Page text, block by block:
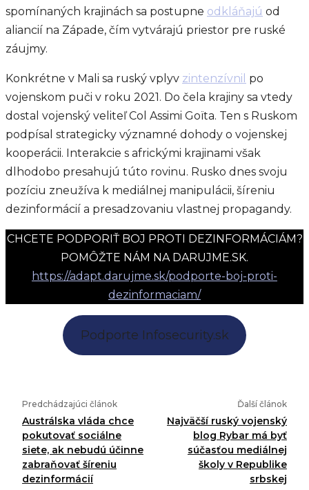
spomínaných krajinách sa postupne odkláňajú od
aliancií na Západe, čím vytvárajú priestor pre ruské
záujmy.
Konkrétne v Mali sa ruský vplyv zintenzívnil po
vojenskom puči v roku 2021. Do čela krajiny sa vtedy
dostal vojenský veliteľ Col Assimi Goïta. Ten s Ruskom
podpísal strategicky významné dohody o vojenskej
kooperácii. Interakcie s africkými krajinami však
dlhodobo presahujú túto rovinu. Rusko dnes svoju
pozíciu zneužíva k mediálnej manipulácii, šíreniu
dezinformácií a presadzovaniu vlastnej propagandy.
CHCETE PODPORIŤ BOJ PROTI DEZINFORMÁCIÁM?
POMÔŽTE NÁM NA DARUJME.SK.
https://adapt.darujme.sk/podporte-boj-proti-
dezinformaciam/
Podporte Infosecurity.sk
Predchádzajúci článok
Austrálska vláda chce
pokutovať sociálne
siete, ak nebudú účinne
zabraňovať šíreniu
dezinformácií
Ďalší článok
Najväčší ruský vojenský
blog Rybar má byť
súčasťou mediálnej
školy v Republike
srbskej